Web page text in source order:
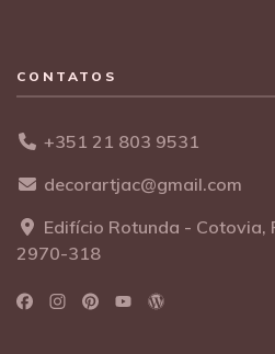
CONTATOS
+351 21 803 9531
decorartjac@gmail.com
Edifício Rotunda - Cotovia,
2970-318